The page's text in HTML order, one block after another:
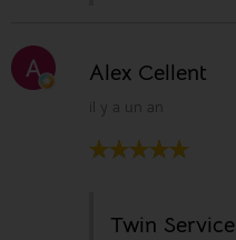
Alex Cellent
il y a un an
Twin Service